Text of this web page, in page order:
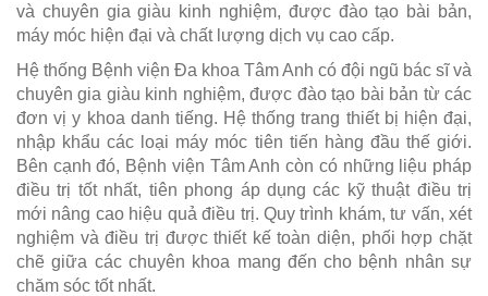
và chuyên gia giàu kinh nghiệm, được đào tạo bài bản,
máy móc hiện đại và chất lượng dịch vụ cao cấp.
Hệ thống Bệnh viện Đa khoa Tâm Anh có đội ngũ bác sĩ và
chuyên gia giàu kinh nghiệm, được đào tạo bài bản từ các
đơn vị y khoa danh tiếng. Hệ thống trang thiết bị hiện đại,
nhập khẩu các loại máy móc tiên tiến hàng đầu thế giới.
Bên cạnh đó, Bệnh viện Tâm Anh còn có những liệu pháp
điều trị tốt nhất, tiên phong áp dụng các kỹ thuật điều trị
mới nâng cao hiệu quả điều trị. Quy trình khám, tư vấn, xét
nghiệm và điều trị được thiết kế toàn diện, phối hợp chặt
chẽ giữa các chuyên khoa mang đến cho bệnh nhân sự
chăm sóc tốt nhất.